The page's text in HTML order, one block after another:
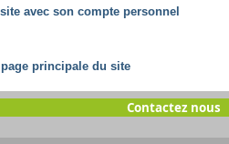
avec son compte personnel
principale du site
Contactez nous